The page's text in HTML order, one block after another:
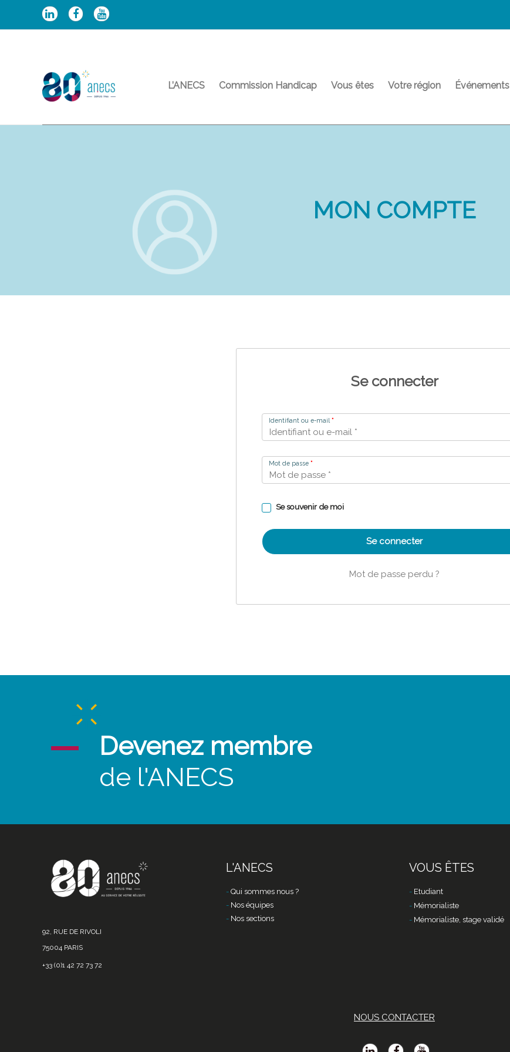
L’ANECS Commission Handicap Vous êtes Votre région Événements
MON COMPTE
Se connecter
Identifiant ou e-mail *
Mot de passe *
Se souvenir de moi
Se connecter
Mot de passe perdu ?
Devenez membre
de l'ANECS
92, RUE DE RIVOLI
75004 PARIS
+33 (0)1 42 72 73 72
L'ANECS
Qui sommes nous ?
Nos équipes
Nos sections
VOUS ÊTES
Etudiant
Mémorialiste
Mémorialiste, stage validé
NOUS CONTACTER